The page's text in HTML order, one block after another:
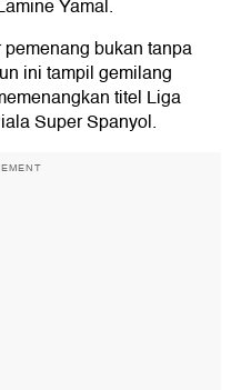
Yamal.
bukan tanpa
ini tampil gemilang
titel Liga
Super Spanyol.